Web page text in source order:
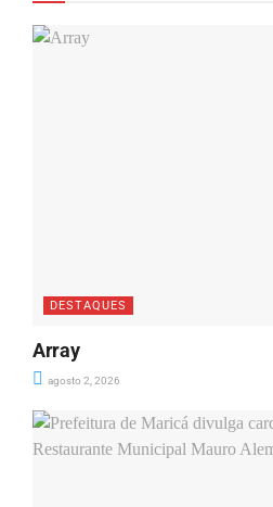
DESTAQUES
Array
agosto 2, 2026